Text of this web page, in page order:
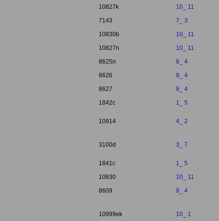
10827k
10_ 11
7143
7_ 3
10830b
10_ 11
10827n
10_ 11
8625n
8_ 4
8626
8_ 4
8627
8_ 4
1842c
1_ 5
10914 4_ 2
3100d 3_ 7
1841c
1_ 5
10830
10_ 11
8609
8_ 4
10999ek 10_ 1